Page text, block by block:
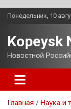
Перейти
Понедельник, 10
Kopeysk
Новостной
Главная Наука и